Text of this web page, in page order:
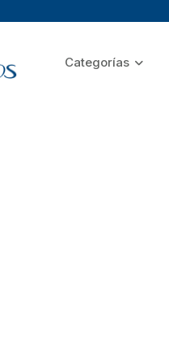
Categorías